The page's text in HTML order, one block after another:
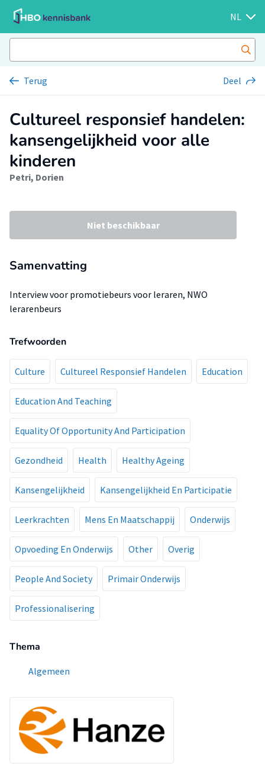
NL
Terug Deel
Cultureel responsief handelen:
kansengelijkheid voor alle
kinderen
Petri, Dorien
Niet beschikbaar
Samenvatting
Interview voor promotiebeurs voor leraren, NWO
lerarenbeurs
Trefwoorden
Culture Cultureel Responsief Handelen Education
Education And Teaching
Equality Of Opportunity And Participation
Gezondheid Health Healthy Ageing
Kansengelijkheid Kansengelijkheid En Participatie
Leerkrachten Mens En Maatschappij Onderwijs
Opvoeding En Onderwijs Other Overig
People And Society Primair Onderwijs
Professionalisering
Thema
Algemeen